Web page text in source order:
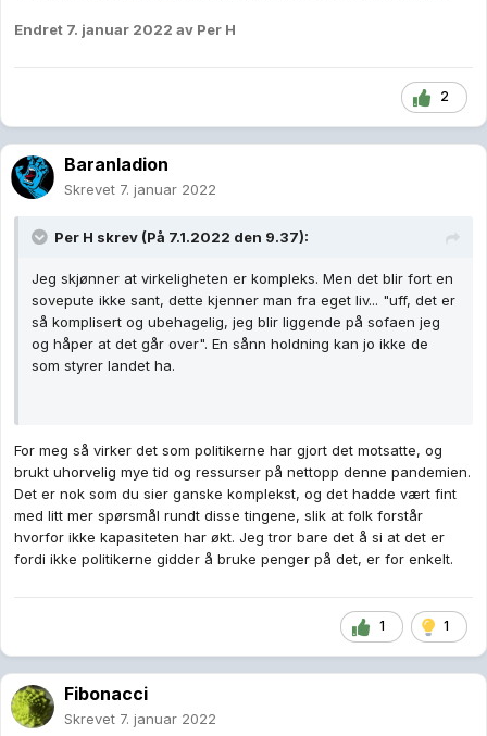
Endret 7. januar 2022 av Per H
2
Baranladion
Skrevet 7. januar 2022
Per H skrev (På 7.1.2022 den 9.37):
Jeg skjønner at virkeligheten er kompleks. Men det blir fort en
sovepute ikke sant, dette kjenner man fra eget liv... "uff, det er
så komplisert og ubehagelig, jeg blir liggende på sofaen jeg
og håper at det går over". En sånn holdning kan jo ikke de
som styrer landet ha.
For meg så virker det som politikerne har gjort det motsatte, og
brukt uhorvelig mye tid og ressurser på nettopp denne pandemien.
Det er nok som du sier ganske komplekst, og det hadde vært fint
med litt mer spørsmål rundt disse tingene, slik at folk forstår
hvorfor ikke kapasiteten har økt. Jeg tror bare det å si at det er
fordi ikke politikerne gidder å bruke penger på det, er for enkelt.
1 1
Fibonacci
Skrevet 7. januar 2022